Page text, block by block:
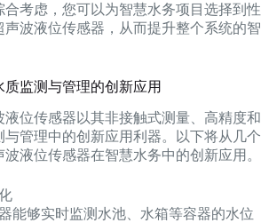
考虑，您可以为智慧水务项目选择到性
波液位传感器，从而提升整个系统的智
监测与管理的创新应用
位传感器以其非接触式测量、高精度和
管理中的创新应用利器。以下将从几个
液位传感器在智慧水务中的创新应用。
能够实时监测水池、水箱等容器的水位